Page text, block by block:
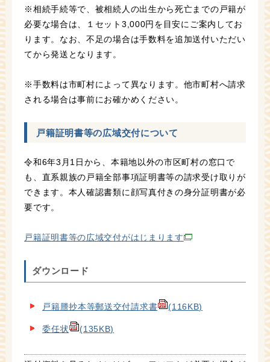
※相続手続等で、被相続人の出生から死亡までの戸籍が
必要な場合は、１セット3,000円を目安にご案内してお
ります。なお、不足の場合は手数料を追加送付いただい
てから発送となります。
※手数料は市町村によって異なります。他市町村へ請求
される場合は事前にお確かめください。
戸籍証明書等の広域交付について
令和6年3月1日から、本籍地以外の市区町村の窓口で
も、直系親族の戸籍全部事項証明書等の請求受け取りが
できます。本人確認書類に顔写真付きの身分証明書が必
要です。
戸籍証明書等の広域交付がはじまります
ダウンロード
戸籍謄抄本等郵送交付請求書 (116KB)
委任状 (135KB)